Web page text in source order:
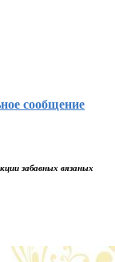
сообщение
забавных вязаных